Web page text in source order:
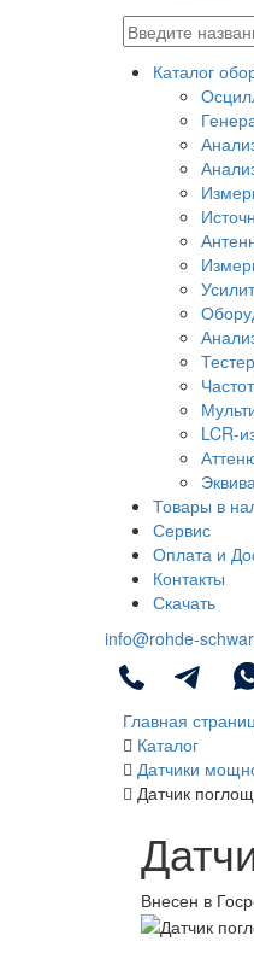
Каталог
LCR-
Товары в
Сервис
Оплата и
Контакты
Скачать
info@rohde-
Главная
Каталог
Датчики
Датчик
Внесен в